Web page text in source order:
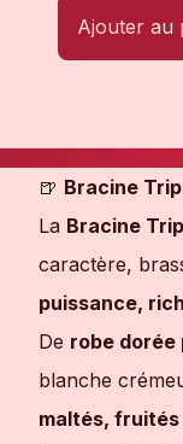
Ajouter au
🍺 Bracine
La Bracine
caractère,
puissance,
De robe dorée
blanche
maltés,